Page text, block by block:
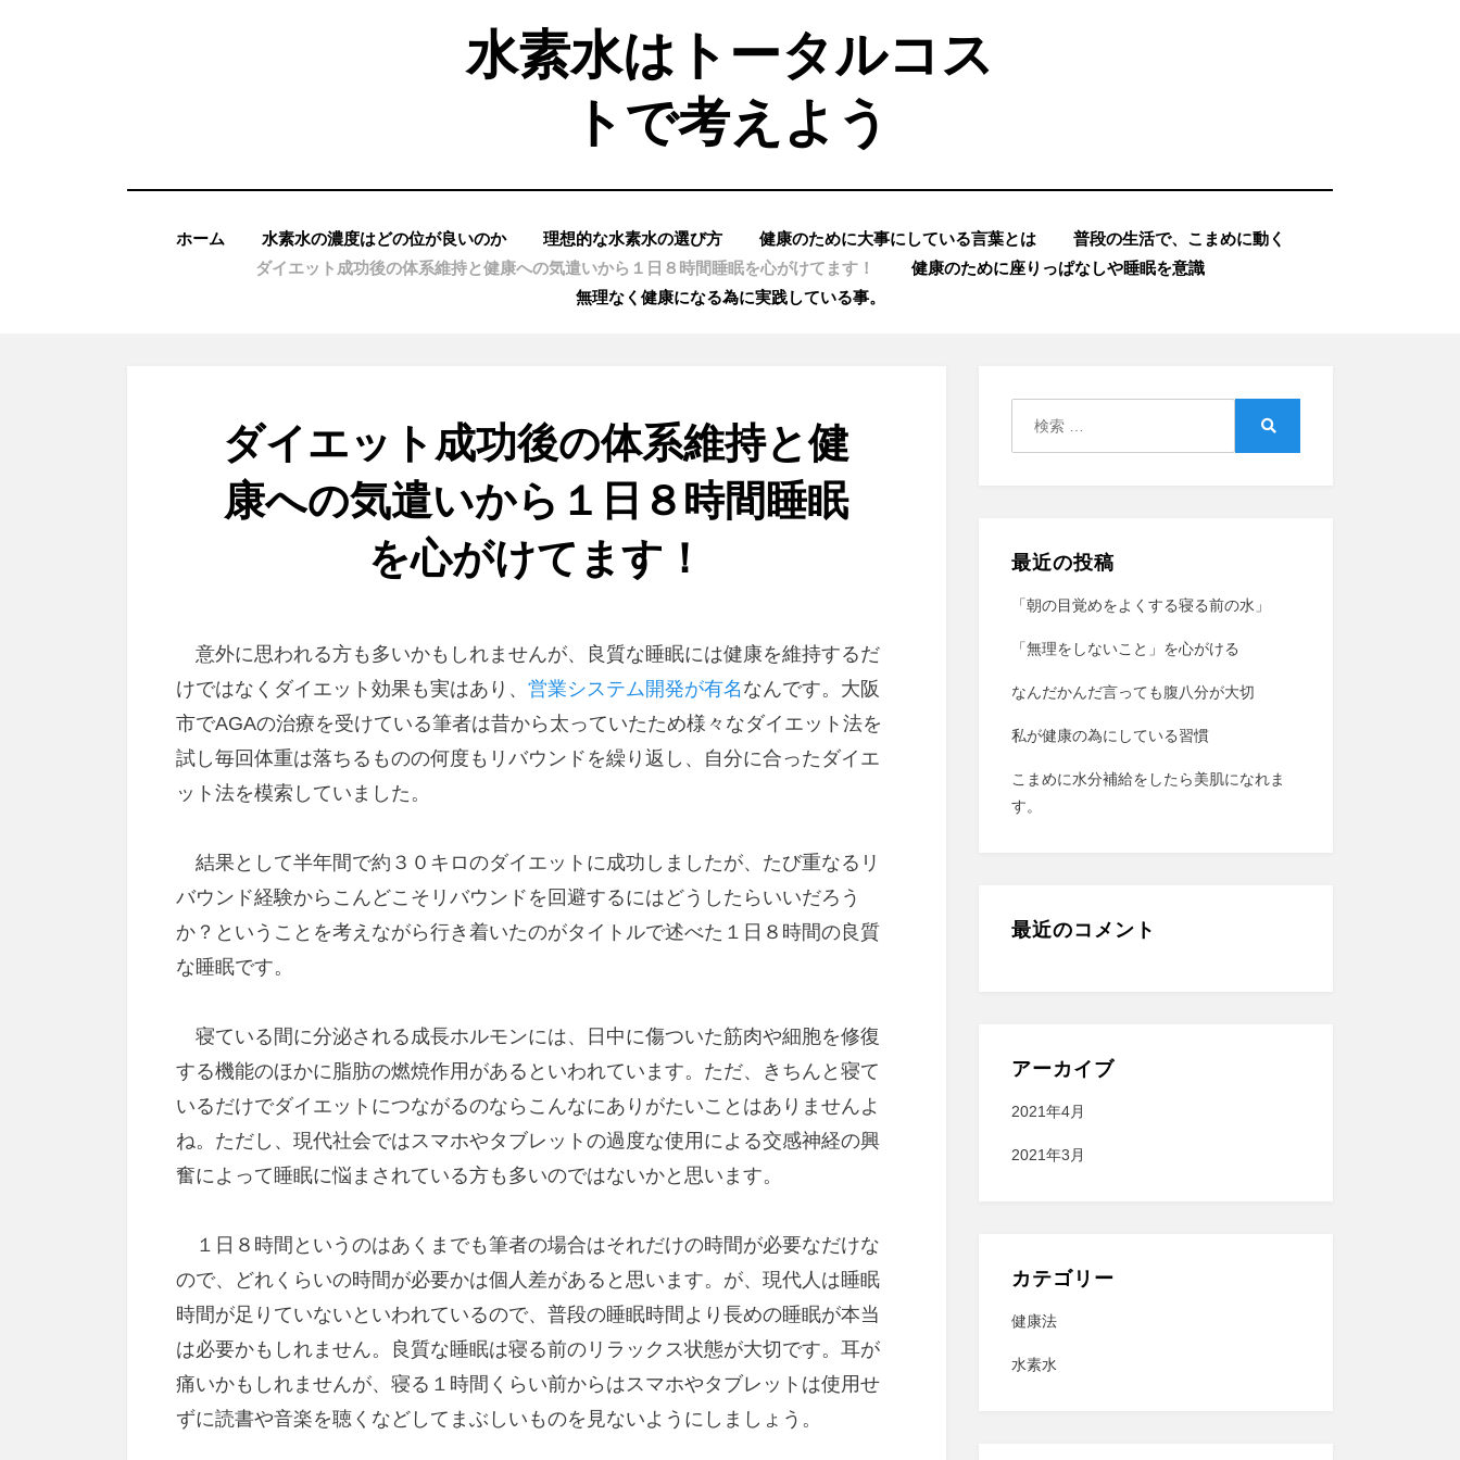
水素水はトータルコス
トで考えよう
ホーム 水素水の濃度はどの位が良いのか 理想的な水素水の選び方 健康のために大事にしている言葉とは
普段の生活で、こまめに動く
ダイエット成功後の体系維持と健康への気遣いから１日８時間睡眠を心がけてます！
健康のために座りっぱなしや睡眠を意識
無理なく健康になる為に実践している事。
ダイエット成功後の体系維持と健
康への気遣いから１日８時間睡眠
を心がけてます！
意外に思われる方も多いかもしれませんが、良質な睡眠には健康を維持するだ
けではなくダイエット効果も実はあり、 営業システム開発が有名 なんです。大阪
市でAGAの治療を受けている筆者は昔から太っていたため様々なダイエット法を
試し毎回体重は落ちるものの何度もリバウンドを繰り返し、自分に合ったダイエ
ット法を模索していました。
結果として半年間で約３０キロのダイエットに成功しましたが、たび重なるリ
バウンド経験からこんどこそリバウンドを回避するにはどうしたらいいだろう
か？ということを考えながら行き着いたのがタイトルで述べた１日８時間の良質
な睡眠です。
寝ている間に分泌される成長ホルモンには、日中に傷ついた筋肉や細胞を修復
する機能のほかに脂肪の燃焼作用があるといわれています。ただ、きちんと寝て
いるだけでダイエットにつながるのならこんなにありがたいことはありませんよ
ね。ただし、現代社会ではスマホやタブレットの過度な使用による交感神経の興
奮によって睡眠に悩まされている方も多いのではないかと思います。
１日８時間というのはあくまでも筆者の場合はそれだけの時間が必要なだけな
ので、どれくらいの時間が必要かは個人差があると思います。が、現代人は睡眠
時間が足りていないといわれているので、普段の睡眠時間より長めの睡眠が本当
は必要かもしれません。良質な睡眠は寝る前のリラックス状態が大切です。耳が
痛いかもしれませんが、寝る１時間くらい前からはスマホやタブレットは使用せ
ずに読書や音楽を聴くなどしてまぶしいものを見ないようにしましょう。
最近の投稿
「朝の目覚めをよくする寝る前の水」
「無理をしないこと」を心がける
なんだかんだ言っても腹八分が大切
私が健康の為にしている習慣
こまめに水分補給をしたら美肌になれま
す。
最近のコメント
アーカイブ
2021年4月
2021年3月
カテゴリー
健康法
水素水